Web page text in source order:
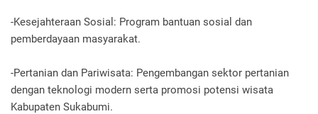
-Kesejahteraan Sosial: Program bantuan sosial dan
pemberdayaan masyarakat.
-Pertanian dan Pariwisata: Pengembangan sektor pertanian
dengan teknologi modern serta promosi potensi wisata
Kabupaten Sukabumi.